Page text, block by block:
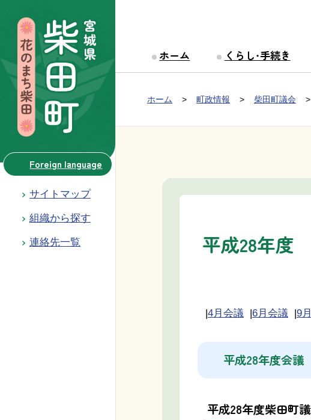
Foreign language
サイトマップ
組織から探す
連絡先一覧
Group NAV
ホーム くらし・手続き
現在位置：
ホーム 町政情報 柴田町議会
平成28年度
|4月会議 |6月会議 |9
平成28年度会議
平成28年度柴田町